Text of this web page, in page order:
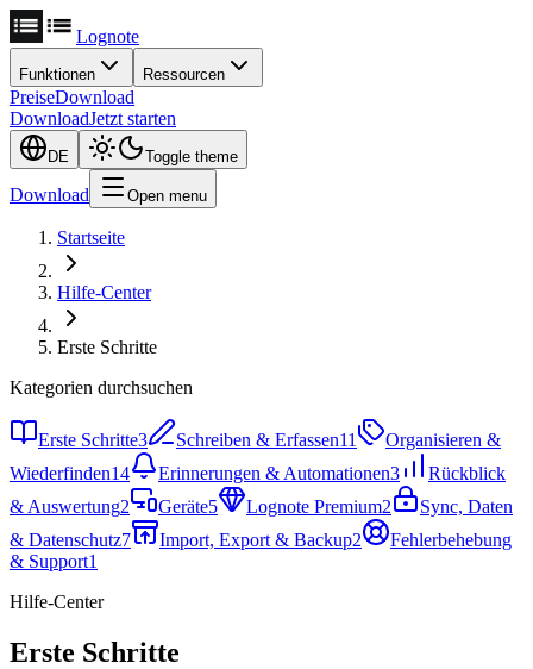
Lognote
Funktionen Ressourcen
PreiseDownload
DownloadJetzt starten
DE Toggle theme
Download Open menu
Startseite
Hilfe-Center
Erste Schritte
Kategorien durchsuchen
Erste Schritte3 Schreiben & Erfassen11
Organisieren &
Wiederfinden14 Erinnerungen & Automationen3
Rückblick
& Auswertung2 Geräte5 Lognote Premium2
Sync, Daten
& Datenschutz7 Import, Export & Backup2
Fehlerbehebung
& Support1
Hilfe-Center
Erste Schritte